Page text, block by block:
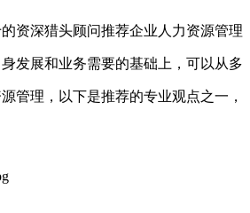
资深猎头顾问推荐企业人力资源管理
发展和业务需要的基础上，可以从多
管理，以下是推荐的专业观点之一，